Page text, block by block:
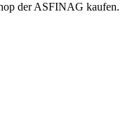
der ASFINAG kaufen.